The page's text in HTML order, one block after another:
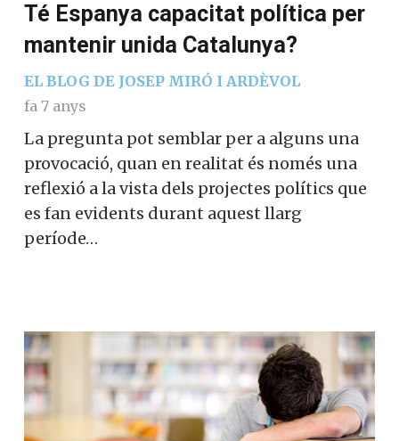
Té Espanya capacitat política per
mantenir unida Catalunya?
EL BLOG DE JOSEP MIRÓ I ARDÈVOL
fa 7 anys
La pregunta pot semblar per a alguns una
provocació, quan en realitat és només una
reflexió a la vista dels projectes polítics que
es fan evidents durant aquest llarg
període…